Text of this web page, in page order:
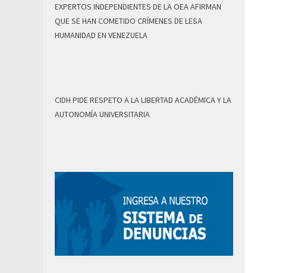
EXPERTOS INDEPENDIENTES DE LA OEA AFIRMAN
QUE SE HAN COMETIDO CRÍMENES DE LESA
HUMANIDAD EN VENEZUELA
CIDH PIDE RESPETO A LA LIBERTAD ACADÉMICA Y LA
AUTONOMÍA UNIVERSITARIA